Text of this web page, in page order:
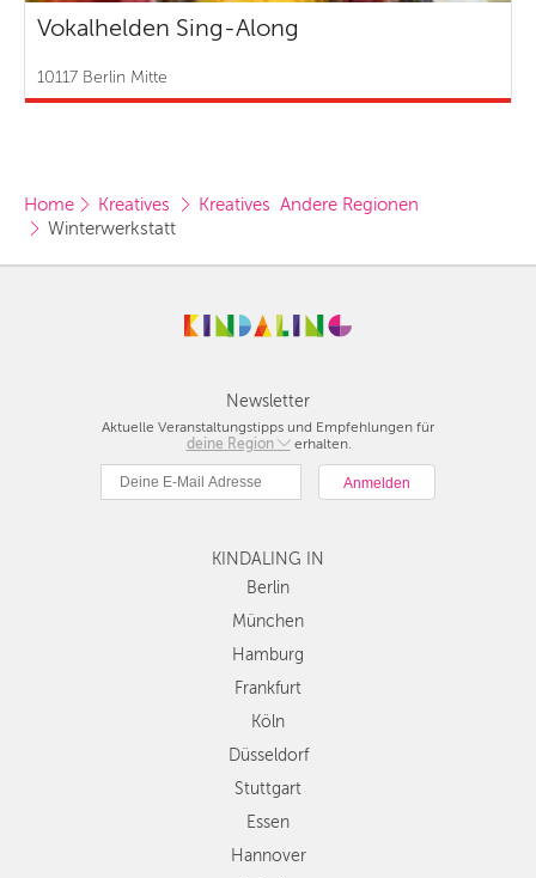
Vokal­helden Sing-Along
10117 Berlin Mitte
Home Kreatives
Kreatives  Andere Regionen
Winterwerkstatt
Newsletter
Aktuelle Veranstaltungstipps und Empfehlungen für
deine Region
Berlin
Hamburg
Köln
Düsseldorf
Stuttgart
Essen
Dresden
Nürnberg
Wien
Zürich
Andere
Regionen
erhalten.
KINDALING IN
Berlin
München
Hamburg
Frankfurt
Köln
Düsseldorf
Stuttgart
Essen
Hannover